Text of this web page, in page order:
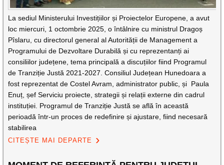
La sediul Ministerului Investițiilor și Proiectelor Europene, a avut
loc miercuri, 1 octombrie 2025, o întâlnire cu ministrul Dragoș
Pîslaru, cu directorul general al Autorității de Management a
Programului de Dezvoltare Durabilă și cu reprezentanți ai
consiliilor județene, tema principală a discuțiilor fiind Programul
de Tranziție Justă 2021-2027. Consiliul Județean Hunedoara a
fost reprezentat de Costel Avram, administrator public, și Paula
Enuț, șef Serviciu proiecte, strategii și relații externe din cadrul
instituției. Programul de Tranziție Justă se află în această
perioadă într-un proces de redefinire și ajustare, fiind necesară
stabilirea
CITEȘTE MAI DEPARTE